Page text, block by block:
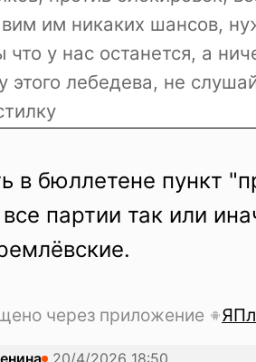
им никаких шансов,
что у нас останется, а
этого лебедева, не
в бюллетене пункт
партии так или
через приложение